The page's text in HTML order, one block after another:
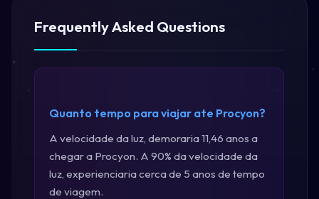
Frequently Asked Questions
Quanto tempo para viajar ate Procyon?
A velocidade da luz, demoraria 11,46 anos a
chegar a Procyon. A 90% da velocidade da
luz, experienciaria cerca de 5 anos de tempo
de viagem.